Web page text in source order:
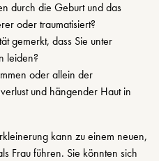
durch die Geburt und das
oder traumatisiert?
gemerkt, dass Sie unter
leiden?
oder allein der
und hängender Haut in
kann zu einem neuen,
Frau führen. Sie könnten sich